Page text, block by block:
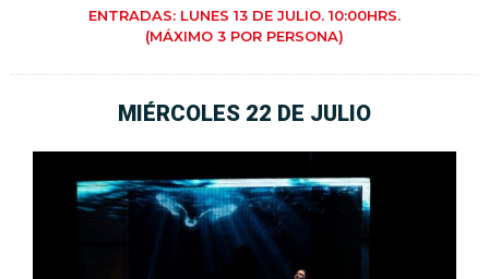
ENTRADAS: LUNES 13 DE JULIO. 10:00HRS.
(MÁXIMO 3 POR PERSONA)
MIÉRCOLES 22 DE JULIO